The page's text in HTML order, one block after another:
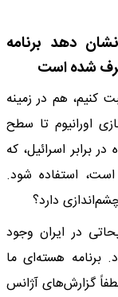
دهد برنامه
شده است
کنیم، هم در زمینه
اورانیوم تا سطح
برابر اسرائیل، که
استفاده شود.
دارد؟
در ایران وجود
هسته‌ای ما
گزارش‌های آژانس